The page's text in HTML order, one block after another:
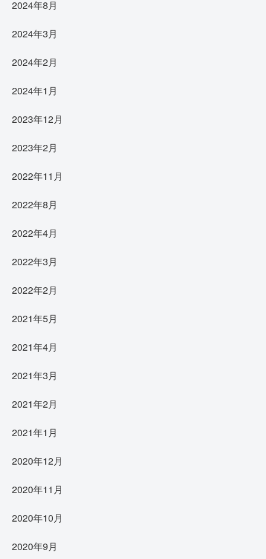
2024年8月
2024年3月
2024年2月
2024年1月
2023年12月
2023年2月
2022年11月
2022年8月
2022年4月
2022年3月
2022年2月
2021年5月
2021年4月
2021年3月
2021年2月
2021年1月
2020年12月
2020年11月
2020年10月
2020年9月